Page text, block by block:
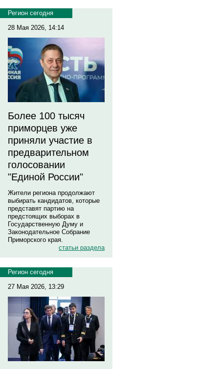
Регион сегодня
28 Мая 2026, 14:14
Более 100 тысяч
приморцев уже
приняли участие в
предварительном
голосовании
"Единой России"
Жители региона продолжают
выбирать кандидатов, которые
представят партию на
предстоящих выборах в
Государственную Думу и
Законодательное Собрание
Приморского края.
статьи раздела
Регион сегодня
27 Мая 2026, 13:29